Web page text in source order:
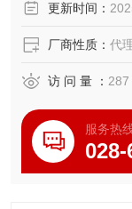
更新时间：
厂商性质： 代
访 问 量 ： 287
服务热